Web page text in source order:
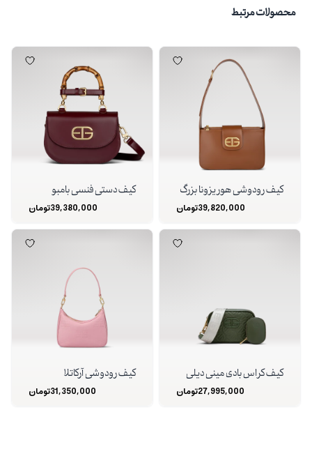
محصولات مرتبط
کیف رودوشی هوریزونا بزرگ
39,820,000تومان
کیف دستی فنسی بامبو
39,380,000تومان
کیف کراس بادی مینی دیلی
27,995,000تومان
کیف رودوشی آرکاتلا
31,350,000تومان